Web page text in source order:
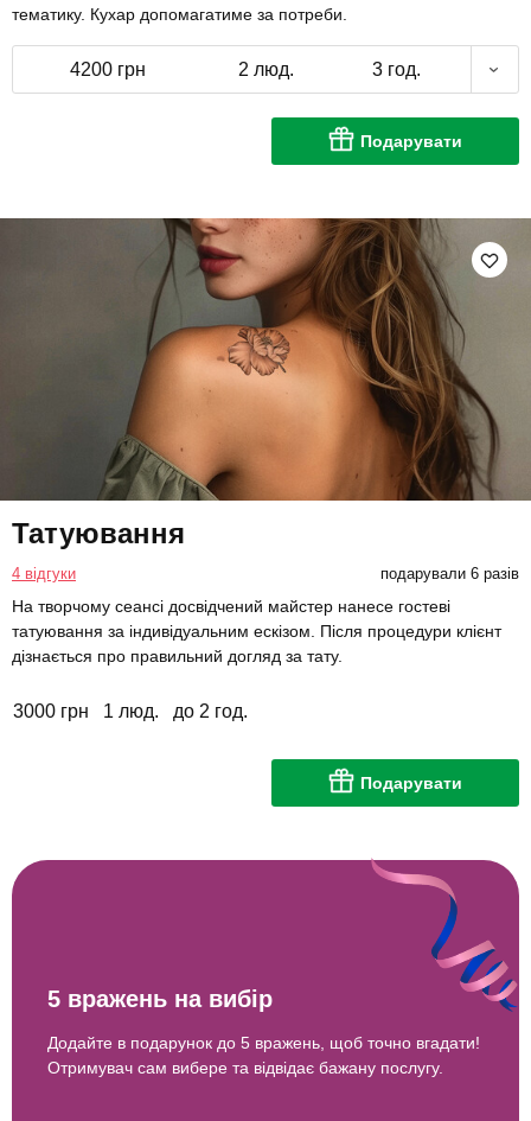
тематику. Кухар допомагатиме за потреби.
4200 грн 2 люд. 3 год.
Подарувати
Татуювання
4 відгуки подарували 6 разів
На творчому сеансі досвідчений майстер нанесе гостеві
татуювання за індивідуальним ескізом. Після процедури клієнт
дізнається про правильний догляд за тату.
3000 грн 1 люд. до 2 год.
Подарувати
5 вражень на вибір
Додайте в подарунок до 5 вражень, щоб точно вгадати!
Отримувач сам вибере та відвідає бажану послугу.